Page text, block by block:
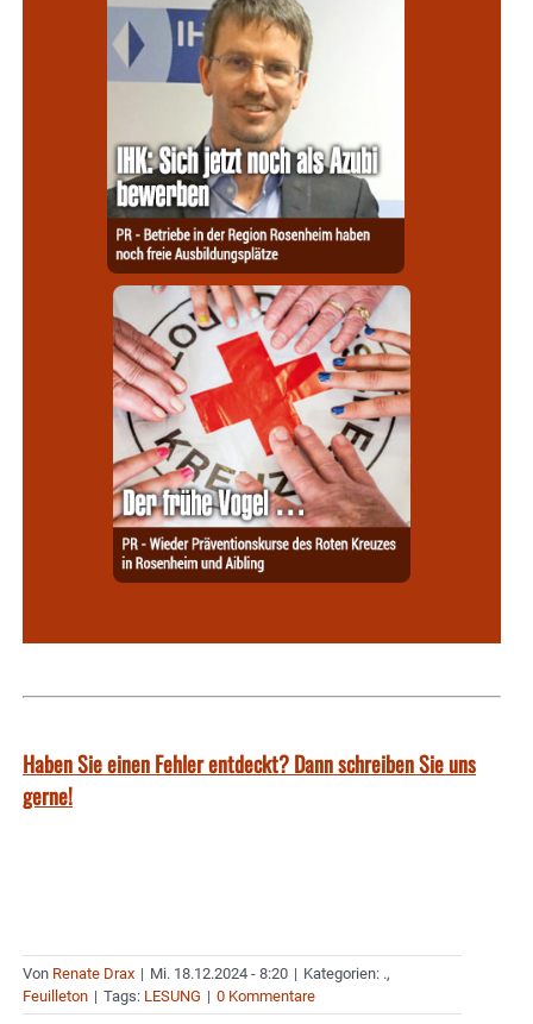
Haben Sie einen Fehler entdeckt? Dann schreiben Sie uns
gerne!
Von Renate Drax | Mi. 18.12.2024 - 8:20 | Kategorien: .,
Feuilleton | Tags: LESUNG | 0 Kommentare